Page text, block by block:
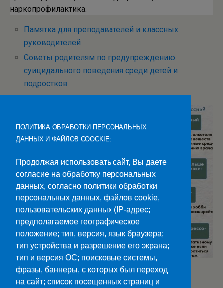
наркопрофилактика.
Памятка для преподавателей и классных
руководителей
Советы родителям по предупреждению
суицидального поведения среди детей и
подростков
ПОЛИТИКА ОБРАБОТКИ ПЕРСОНАЛЬНЫХ
ДАННЫХ И ФАЙЛОВ COOCKIE:
Продолжая использовать сайт, Вы даете
согласие на обработку персональных
данных, согласно политики обработки
персональных данных, файлов cookie,
пользовательских данных (IP-адрес;
предполагаемое географическое
положение; тип, версия, язык браузера;
тип устройства и разрешение его экрана;
тип и версия ОС; поисковые системы,
фразы, баннеры, с которых был переход
на сайт; список посещенных страниц и